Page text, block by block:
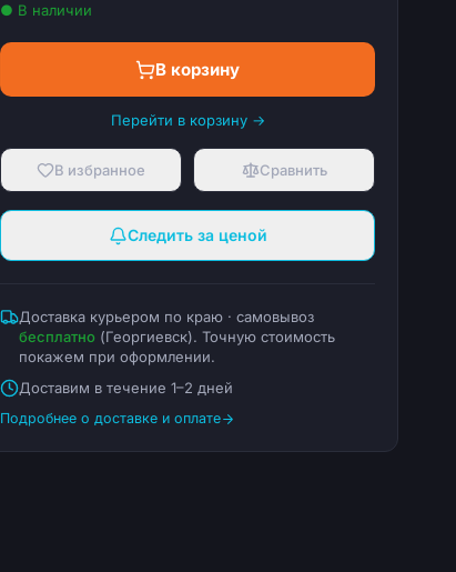
● В наличии
В корзину
Перейти в корзину →
В избранное Сравнить
Следить за ценой
Доставка курьером по краю · самовывоз
бесплатно (Георгиевск). Точную стоимость
покажем при оформлении.
Доставим в течение 1–2 дней
Подробнее о доставке и оплате